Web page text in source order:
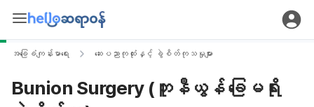
အခြေခံကျန်းမာရေး ဆေးပညာကုထုံးနှင့် ခွဲစိတ်ကုသမှုများ
Bunion Surgery (ဘူနီယွန် ခြေမရိုး